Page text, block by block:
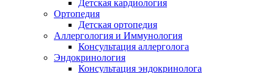
Детская кардиология
Ортопедия
Детская ортопедия
Аллергология и Иммунология
Консультация аллерголога
Эндокринология
Консультация эндокринолога